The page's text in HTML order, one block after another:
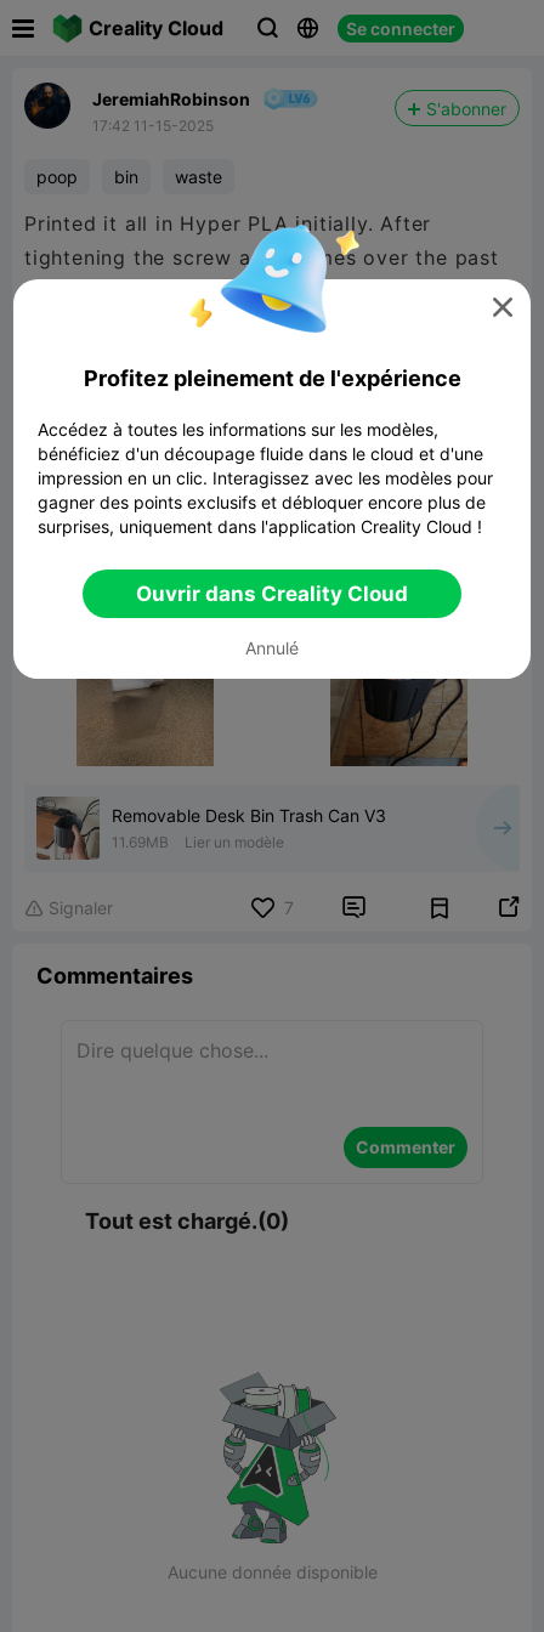
Creality Cloud   Se connecter
JeremiahRobinson
17:42 11-15-2025
S'abonner
poop bin waste
Printed it all in Hyper PLA initially. After
tightening the screw a few times over the past
couple months it lost stability and started
cracking. Re-print of the clamp, screw, and
resilient, definitely recommend something
stronger than PLA for those parts. Great model,
does a perfect job of catching waste off the K2
Pro!
Removable Desk Bin Trash Can V3
11.69MB Lier un modèle
 Signaler 7  
Commentaires
Commenter
Tout est chargé.(0)
Aucune donnée disponible

Profitez pleinement de l'expérience
Accédez à toutes les informations sur les modèles,
bénéficiez d'un découpage fluide dans le cloud et d'une
impression en un clic. Interagissez avec les modèles pour
gagner des points exclusifs et débloquer encore plus de
surprises, uniquement dans l'application Creality Cloud !
Ouvrir dans Creality Cloud
Annulé